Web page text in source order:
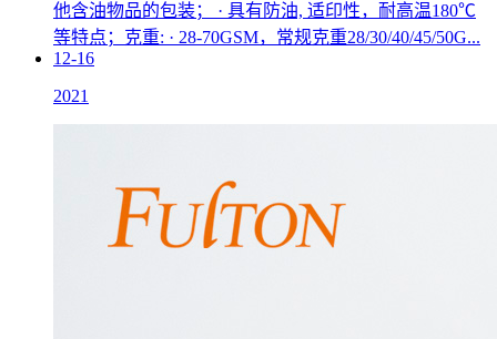
他含油物品的包装； · 具有防油, 适印性，耐高温180℃
等特点；克重: · 28-70GSM，常规克重28/30/40/45/50G...
12-16
2021